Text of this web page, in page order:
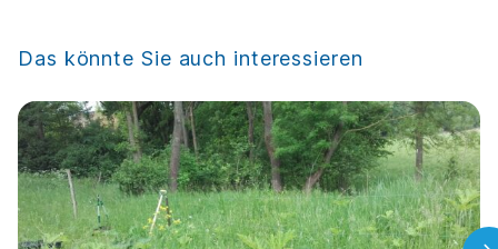
Das könnte Sie auch interessieren